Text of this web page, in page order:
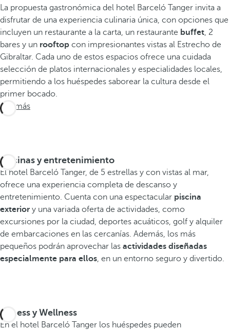
La propuesta gastronómica del hotel Barceló Tanger invita a
disfrutar de una experiencia culinaria única, con opciones que
incluyen un restaurante a la carta, un restaurante buffet, 2
bares y un rooftop con impresionantes vistas al Estrecho de
Gibraltar. Cada uno de estos espacios ofrece una cuidada
selección de platos internacionales y especialidades locales,
permitiendo a los huéspedes saborear la cultura desde el
primer bocado.
Ver más
Piscinas y entretenimiento
El hotel Barceló Tanger, de 5 estrellas y con vistas al mar,
ofrece una experiencia completa de descanso y
entretenimiento. Cuenta con una espectacular piscina
exterior y una variada oferta de actividades, como
excursiones por la ciudad, deportes acuáticos, golf y alquiler
de embarcaciones en las cercanías. Además, los más
pequeños podrán aprovechar las actividades diseñadas
especialmente para ellos, en un entorno seguro y divertido.
Fitness y Wellness
En el hotel Barceló Tanger los huéspedes pueden